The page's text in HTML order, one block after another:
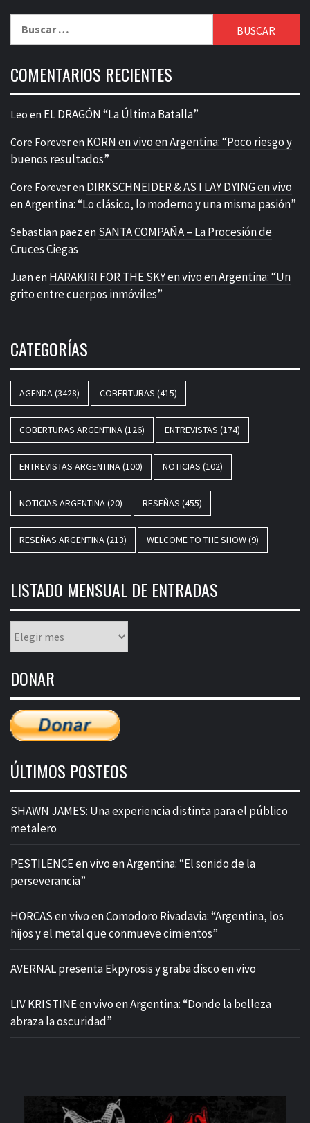
COMENTARIOS RECIENTES
Leo en EL DRAGÓN “La Última Batalla”
Core Foreveren KORN en vivo en Argentina: “Poco riesgo y
buenos resultados”
Core Foreveren DIRKSCHNEIDER & AS I LAY DYING en vivo
en Argentina: “Lo clásico, lo moderno y una misma pasión”
Sebastian paez en SANTA COMPAÑA – La Procesión de
Cruces Ciegas
Juan en HARAKIRI FOR THE SKY en vivo en Argentina: “Un
grito entre cuerpos inmóviles”
CATEGORÍAS
AGENDA(3428) COBERTURAS (415)
COBERTURAS ARGENTINA(126) ENTREVISTAS (174)
ENTREVISTAS ARGENTINA(100) NOTICIAS (102)
NOTICIAS ARGENTINA(20) RESEÑAS (455)
RESEÑAS ARGENTINA(213) WELCOME TO THE SHOW(9)
LISTADO MENSUAL DE ENTRADAS
mensual
entradas
DONAR
ÚLTIMOS POSTEOS
SHAWN JAMES: Una experiencia distinta para el público
metalero
PESTILENCE en vivo en Argentina: “El sonido de la
perseverancia”
HORCAS en vivo en Comodoro Rivadavia: “Argentina, los
hijos y el metal que conmueve cimientos”
AVERNAL presenta Ekpyrosis y graba disco en vivo
LIV KRISTINE en vivo en Argentina: “Donde la belleza
abraza la oscuridad”